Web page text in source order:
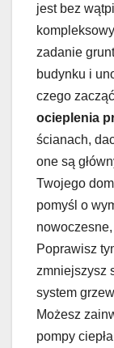
jest bez
zadanie
budynku i
czego
ocieplenia
ścianach,
one są
Twojego
pomyśl o
Poprawisz
zmniejszysz
system
Możesz
pompy